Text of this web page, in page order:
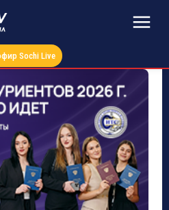
Sochi Live